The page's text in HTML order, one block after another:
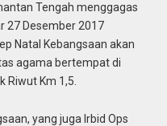
Tengah menggagas
27 Desember 2017
Natal Kebangsaan akan
agama bertempat di
Riwut Km 1,5.
yang juga Irbid Ops